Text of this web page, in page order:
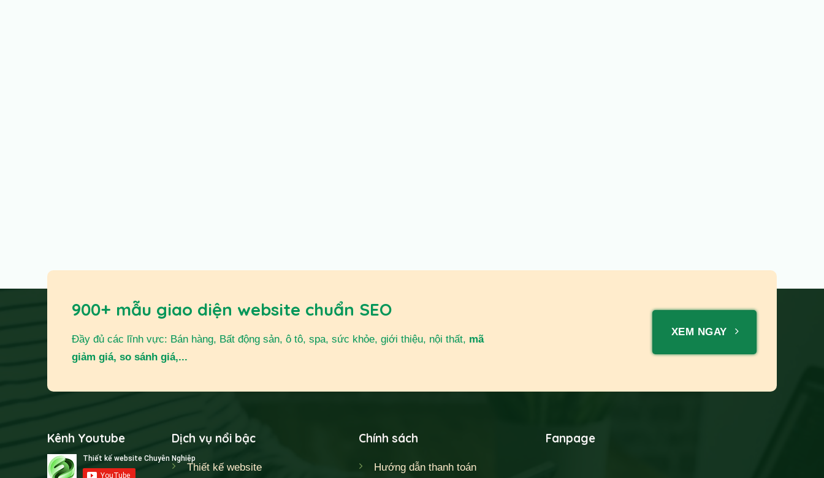
900+ mẫu giao diện website chuẩn SEO
Đầy đủ các lĩnh vực: Bán hàng, Bất động sản, ô tô, spa, sức khỏe, giới thiệu, nội thất, mã
giảm giá, so sánh giá,...
XEM NGAY
Kênh Youtube Dịch vụ nổi bậc
Thiết kế website
Chính sách
Hướng dẫn thanh toán
Fanpage